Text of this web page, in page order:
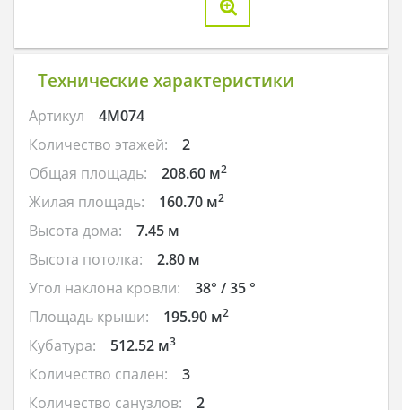
Технические характеристики
Артикул
4M074
Количество этажей:
2
Общая площадь:
208.60 м2
Жилая площадь: 160.70 м2
Высота дома:
7.45 м
Высота потолка:
2.80 м
Угол наклона кровли:
38° / 35 °
Площадь крыши:
195.90 м2
Кубатура: 512.52 м3
Количество спален:
3
Количество санузлов:
2